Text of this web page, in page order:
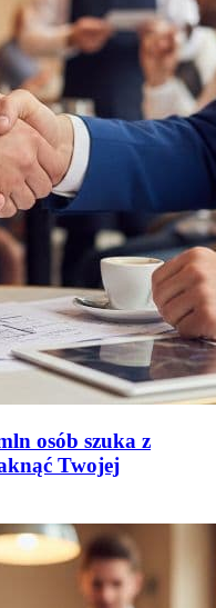
osób szuka z
Twojej